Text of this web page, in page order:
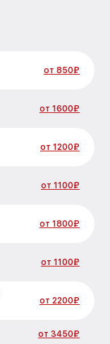
от 850₽
от 1600₽
от 1200₽
от 1100₽
от 1800₽
от 1100₽
от 2200₽
от 3450₽